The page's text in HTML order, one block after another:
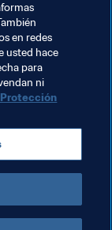
en redes
usted hace
para
ni